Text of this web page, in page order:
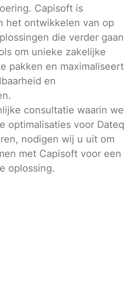
Capisoft is
het ontwikkelen van op
die verder gaan
om unieke zakelijke
pakken en maximaliseert
en
consultatie waarin we
optimalisaties voor Dateq
nodigen wij u uit om
met Capisoft voor een
oplossing.